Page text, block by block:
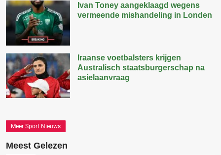
Ivan Toney aangeklaagd wegens
vermeende mishandeling in Londen
Iraanse voetbalsters krijgen
Australisch staatsburgerschap na
asielaanvraag
Meer Sport Nieuws
Meest Gelezen